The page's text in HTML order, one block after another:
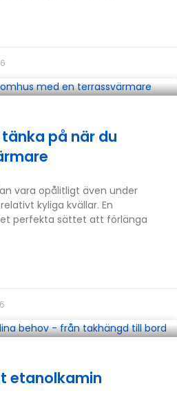
på när du
vara opålitligt även under
kyliga kvällar. En
perfekta sättet att förlänga
etanolkamin